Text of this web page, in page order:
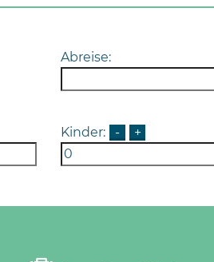
Abreise:
Kinder: - +